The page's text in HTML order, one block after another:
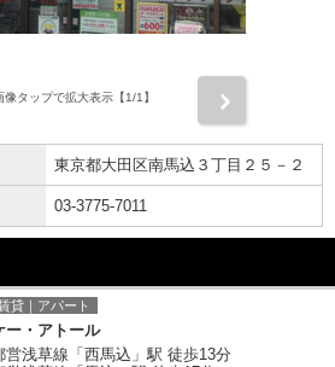
像タップで拡大表示【1/1】
東京都大田区南馬込３丁目２５－２
03-3775-7011
貸｜アパート
ー・アトール
営浅草線「西馬込」駅 徒歩13分